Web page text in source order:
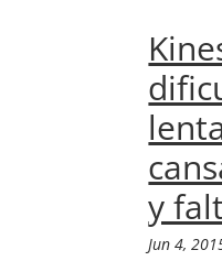
y
Jun 4,